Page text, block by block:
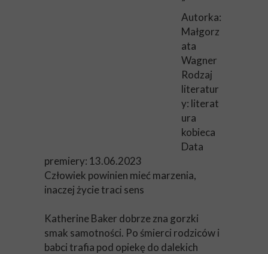
Autorka:
Małgorz
ata
Wagner
Rodzaj
literatur
y: literat
ura
kobieca
Data
premiery: 13.06.2023
Człowiek powinien mieć marzenia,
inaczej życie traci sens
Katherine Baker dobrze zna gorzki
smak samotności. Po śmierci rodziców i
babci trafia pod opiekę do dalekich